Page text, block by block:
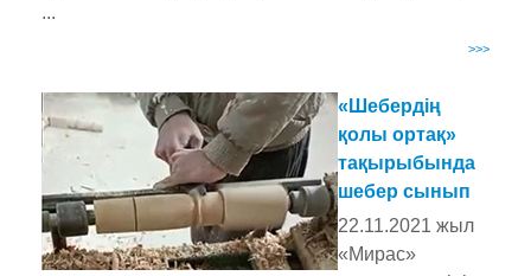
...
>>>
«Шебердің
қолы ортақ»
тақырыбында
шебер сынып
22.11.2021 жыл
«Мирас»